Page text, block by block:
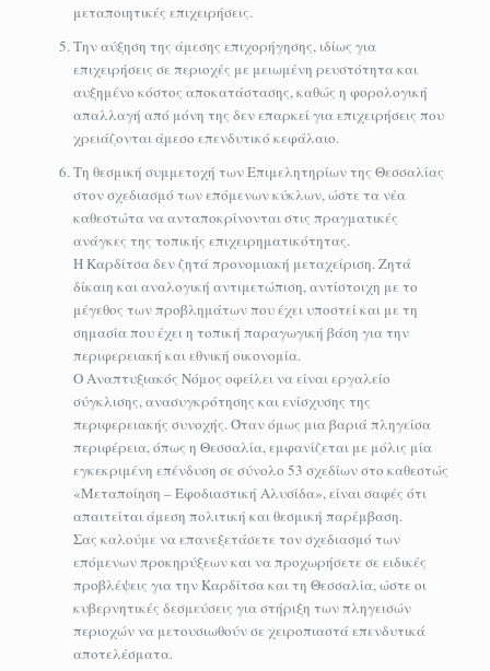
μεταποιητικές επιχειρήσεις.
Την αύξηση της άμεσης επιχορήγησης, ιδίως για
επιχειρήσεις σε περιοχές με μειωμένη ρευστότητα και
αυξημένο κόστος αποκατάστασης, καθώς η φορολογική
απαλλαγή από μόνη της δεν επαρκεί για επιχειρήσεις που
χρειάζονται άμεσο επενδυτικό κεφάλαιο.
Τη θεσμική συμμετοχή των Επιμελητηρίων της Θεσσαλίας
στον σχεδιασμό των επόμενων κύκλων, ώστε τα νέα
καθεστώτα να ανταποκρίνονται στις πραγματικές
ανάγκες της τοπικής επιχειρηματικότητας.
Η Καρδίτσα δεν ζητά προνομιακή μεταχείριση. Ζητά
δίκαιη και αναλογική αντιμετώπιση, αντίστοιχη με το
μέγεθος των προβλημάτων που έχει υποστεί και με τη
σημασία που έχει η τοπική παραγωγική βάση για την
περιφερειακή και εθνική οικονομία.
Ο Αναπτυξιακός Νόμος οφείλει να είναι εργαλείο
σύγκλισης, ανασυγκρότησης και ενίσχυσης της
περιφερειακής συνοχής. Όταν όμως μια βαριά πληγείσα
περιφέρεια, όπως η Θεσσαλία, εμφανίζεται με μόλις μία
εγκεκριμένη επένδυση σε σύνολο 53 σχεδίων στο καθεστώς
«Μεταποίηση – Εφοδιαστική Αλυσίδα», είναι σαφές ότι
απαιτείται άμεση πολιτική και θεσμική παρέμβαση.
Σας καλούμε να επανεξετάσετε τον σχεδιασμό των
επόμενων προκηρύξεων και να προχωρήσετε σε ειδικές
προβλέψεις για την Καρδίτσα και τη Θεσσαλία, ώστε οι
κυβερνητικές δεσμεύσεις για στήριξη των πληγεισών
περιοχών να μετουσιωθούν σε χειροπιαστά επενδυτικά
αποτελέσματα.